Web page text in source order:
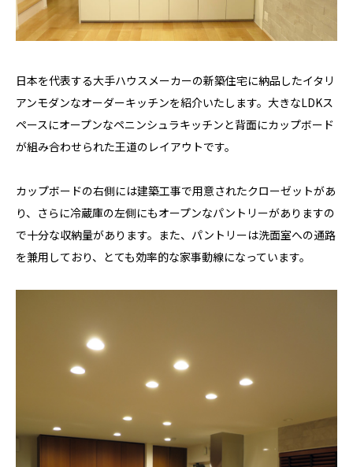
日本を代表する大手ハウスメーカーの新築住宅に納品したイタリ
アンモダンなオーダーキッチンを紹介いたします。大きなLDKス
ペースにオープンなペニンシュラキッチンと背面にカップボード
が組み合わせられた王道のレイアウトです。
カップボードの右側には建築工事で用意されたクローゼットがあ
り、さらに冷蔵庫の左側にもオープンなパントリーがありますの
で十分な収納量があります。また、パントリーは洗面室への通路
を兼用しており、とても効率的な家事動線になっています。